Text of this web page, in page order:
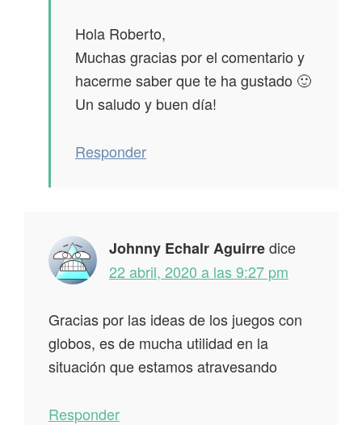
Hola Roberto,
Muchas gracias por el comentario y
hacerme saber que te ha gustado 🙂
Un saludo y buen día!
Responder
Johnny Echalr Aguirredice
22 abril, 2020 a las 9:27 pm
Gracias por las ideas de los juegos con
globos, es de mucha utilidad en la
situación que estamos atravesando
Responder